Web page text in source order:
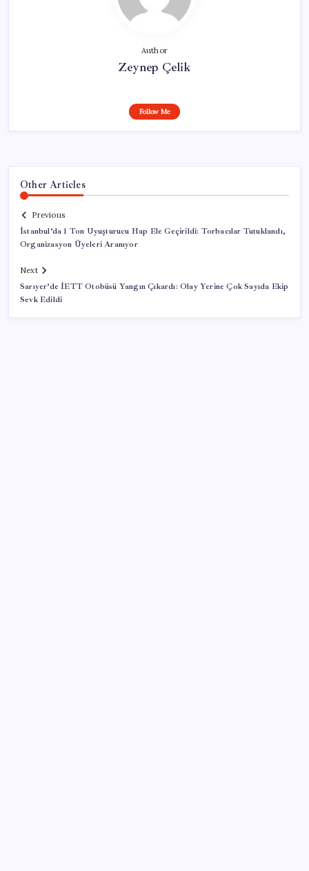
Author
Zeynep Çelik
Follow Me
Other Articles
Previous
İstanbul’da 1 Ton Uyuşturucu Hap Ele Geçirildi: Torbacılar Tutuklandı,
Organizasyon Üyeleri Aranıyor
Next
Sarıyer’de İETT Otobüsü Yangın Çıkardı: Olay Yerine Çok Sayıda Ekip
Sevk Edildi